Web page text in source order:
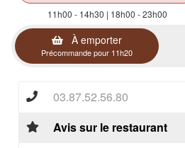
11h00 - 14h30 | 18h00 - 23h00
À emporter
Précommande pour 11h20
03.87.52.56.80
Avis sur le restaurant